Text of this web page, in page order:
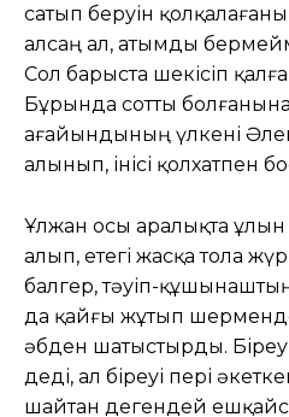
сатып беруін
алсаң ал, атымды
Сол барыста шекісіп
Бұрында сотты
ағайындының үлкені
алынып, інісі қолхатпен
Ұлжан осы аралықта ұлын
алып, етегі жасқа тола
балгер, тәуіп-
да қайғы жұтып
әбден шатыстырды.
деді, ал біреуі пері
шайтан дегендей